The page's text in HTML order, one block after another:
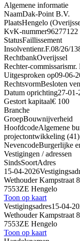
Algemene informatie
NaamDak-Point B.V.
PlaatsHengelo
KvK-nummer96277122
StatusFaillissement
Insolventienr.F.08/26/
RechtbankOverijssel
Rechter-commissarismr.
Uitgesproken op09-06-
RechtsvormBesloten
Datum oprichting27-01-
Gestort kapitaal€ 100
Branche
GroepBouwnijverheid
HoofdcodeAlgemene
projectontwikkeling (41)
NevencodeBurgerlijke
Vestigingen / adressen
SindsSoortAdres
15-04-2026
Wethouder Kampstraat
7553ZE Hengelo
Toon op kaart
Vestigingsadres15-04-
Wethouder Kampstraat
7553ZE Hengelo
Toon op kaart